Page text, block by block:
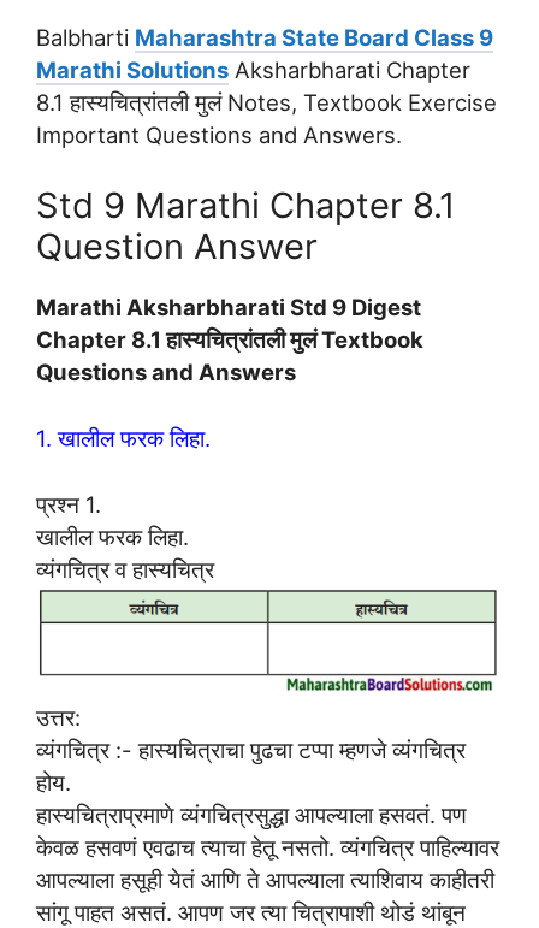
Balbharti Maharashtra State Board Class 9
Marathi Solutions Aksharbharati Chapter
8.1 हास्यचित्रांतली मुलं Notes, Textbook Exercise
Important Questions and Answers.
Std 9 Marathi Chapter 8.1
Question Answer
Marathi Aksharbharati Std 9 Digest
Chapter 8.1 हास्यचित्रांतली मुलं Textbook
Questions and Answers
1. खालील फरक लिहा.
प्रश्न 1.
खालील फरक लिहा.
व्यंगचित्र व हास्यचित्र
उत्तर:
व्यंगचित्र :- हास्यचित्राचा पुढचा टप्पा म्हणजे व्यंगचित्र
होय.
हास्यचित्राप्रमाणे व्यंगचित्रसुद्धा आपल्याला हसवतं. पण
केवळ हसवणं एवढाच त्याचा हेतू नसतो. व्यंगचित्र पाहिल्यावर
आपल्याला हसूही येतं आणि ते आपल्याला त्याशिवाय काहीतरी
सांगू पाहत असतं. आपण जर त्या चित्रापाशी थोडं थांबून